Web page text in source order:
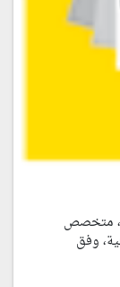
متخصص
وفق